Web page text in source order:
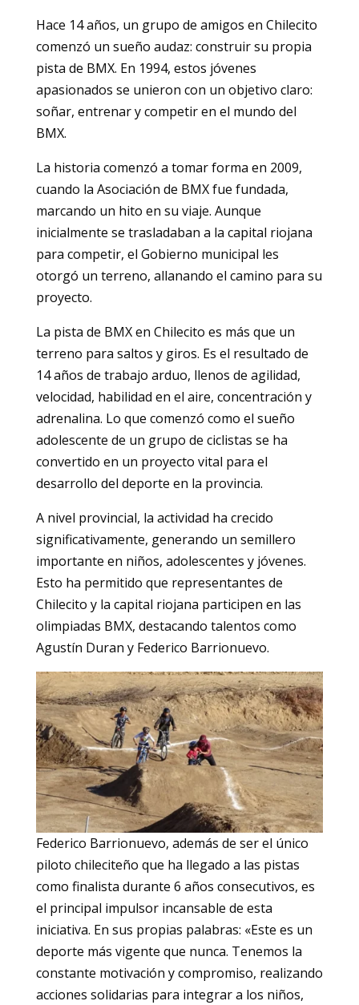
Hace 14 años, un grupo de amigos en Chilecito
comenzó un sueño audaz: construir su propia
pista de BMX. En 1994, estos jóvenes
apasionados se unieron con un objetivo claro:
soñar, entrenar y competir en el mundo del
BMX.
La historia comenzó a tomar forma en 2009,
cuando la Asociación de BMX fue fundada,
marcando un hito en su viaje. Aunque
inicialmente se trasladaban a la capital riojana
para competir, el Gobierno municipal les
otorgó un terreno, allanando el camino para su
proyecto.
La pista de BMX en Chilecito es más que un
terreno para saltos y giros. Es el resultado de
14 años de trabajo arduo, llenos de agilidad,
velocidad, habilidad en el aire, concentración y
adrenalina. Lo que comenzó como el sueño
adolescente de un grupo de ciclistas se ha
convertido en un proyecto vital para el
desarrollo del deporte en la provincia.
A nivel provincial, la actividad ha crecido
significativamente, generando un semillero
importante en niños, adolescentes y jóvenes.
Esto ha permitido que representantes de
Chilecito y la capital riojana participen en las
olimpiadas BMX, destacando talentos como
Agustín Duran y Federico Barrionuevo.
Federico Barrionuevo, además de ser el único
piloto chileciteño que ha llegado a las pistas
como finalista durante 6 años consecutivos, es
el principal impulsor incansable de esta
iniciativa. En sus propias palabras: «Este es un
deporte más vigente que nunca. Tenemos la
constante motivación y compromiso, realizando
acciones solidarias para integrar a los niños,